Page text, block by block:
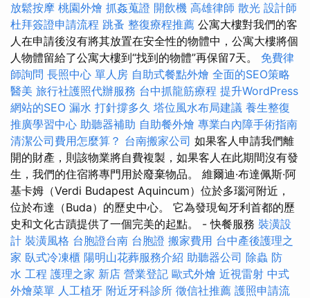
放鬆按摩 桃園外燴 抓姦蒐證 開飲機 高雄律師 散光 設計師
杜拜簽證申請流程 跳蚤 整復療程推薦 公寓大樓對我們的客
人在申請後沒有將其放置在安全性的物體中，公寓大樓將個
人物體留給了公寓大樓到“找到的物體”再保留7天。 免費律
師詢問 長照中心 單人房 自助式餐點外燴 全面的SEO策略
醫美 旅行社護照代辦服務 台中抓龍筋療程 提升WordPress
網站的SEO 漏水 打針撐多久 塔位風水布局建議 養生整復
推廣學習中心 助聽器補助 自助餐外燴 專業白內障手術指南
清潔公司費用怎麼算？ 台南搬家公司 如果客人申請我們離
開的財產，則該物業將自費複製，如果客人在此期間沒有發
生，我們的住宿將專門用於廢棄物品。 維爾迪·布達佩斯·阿
基卡姆（Verdi Budapest Aquincum）位於多瑙河附近，
位於布達（Buda）的歷史中心。 它為發現匈牙利首都的歷
史和文化古蹟提供了一個完美的起點。 - 快餐服務 裝潢設
計 裝潢風格 台胞證台南 台胞證 搬家費用 台中產後護理之
家 臥式冷凍櫃 陽明山花葬服務介紹 助聽器公司 除蟲 防
水 工程 護理之家 新店 營業登記 歐式外燴 近視雷射 中式
外燴菜單 人工植牙 附近牙科診所 徵信社推薦 護照申請流